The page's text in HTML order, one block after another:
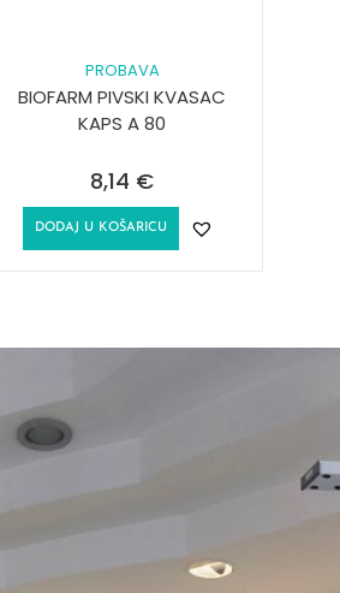
PROBAVA
BIOFARM PIVSKI KVASAC
KAPS A 80
8,14 €
DODAJ U KOŠARICU